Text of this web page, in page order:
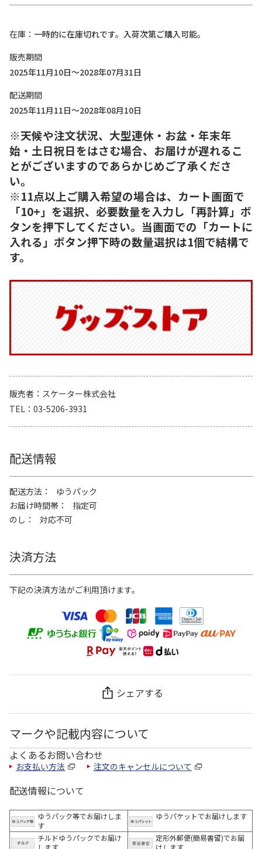
在庫
一時的に在庫切れです。入荷次第ご購入可能。
販売期間
2025年11月10日～2028年07月31日
配送期間
2025年11月11日～2028年08月10日
※天候や注文状況、大型連休・お盆・年末年
始・土日祝日をはさむ場合、お届けが遅れるこ
とがございますのであらかじめご了承くださ
い。
※11点以上ご購入希望の場合は、カート画面で
「10+」を選択、必要数量を入力し「再計算」ボ
タンを押下してください。当画面での「カートに
入れる」ボタン押下時の数量選択は1個で結構で
す。
販売者
スケーター株式会社
TEL
03-5206-3931
配送情報
配送方法
ゆうパック
お届け時間帯
指定可
のし
対応不可
決済方法
下記の決済方法がご利用頂けます。
シェアする
マークや記載内容について
よくあるお問い合わせ
お支払い方法 注文のキャンセルについて
配送情報について
ゆうパック等でお届けしま
す
ゆうパケットでお届けします
チルドゆうパックでお届け
します
定形外郵便(簡易書留)でお届
けします